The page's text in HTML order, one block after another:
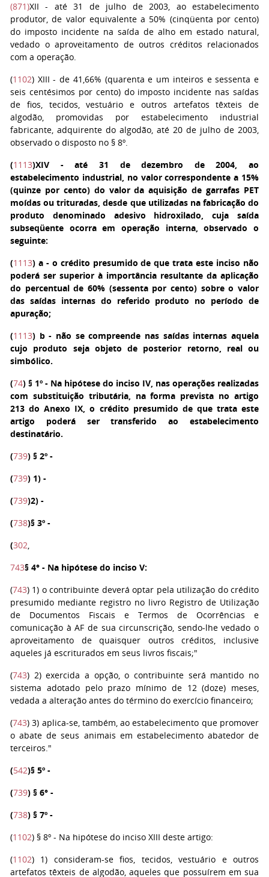
(871)XII - até 31 de julho de 2003, ao estabelecimento
produtor, de valor equivalente a 50% (cinqüenta por cento)
do imposto incidente na saída de alho em estado natural,
vedado o aproveitamento de outros créditos relacionados
com a operação.
(1102) XIII - de 41,66% (quarenta e um inteiros e sessenta e
seis centésimos por cento) do imposto incidente nas saídas
de fios, tecidos, vestuário e outros artefatos têxteis de
algodão, promovidas por estabelecimento industrial
fabricante, adquirente do algodão, até 20 de julho de 2003,
observado o disposto no § 8º.
(1113)XIV - até 31 de dezembro de 2004, ao
estabelecimento industrial, no valor correspondente a 15%
(quinze por cento) do valor da aquisição de garrafas PET
moídas ou trituradas, desde que utilizadas na fabricação do
produto denominado adesivo hidroxilado, cuja saída
subseqüente ocorra em operação interna, observado o
seguinte:
(1113) a- o crédito presumido de que trata este inciso não
poderá ser superior à importância resultante da aplicação
do percentual de 60% (sessenta por cento) sobre o valor
das saídas internas do referido produto no período de
apuração;
(1113) b- não se compreende nas saídas internas aquela
cujo produto seja objeto de posterior retorno, real ou
simbólico.
(74) § 1º - Na hipótese do inciso IV, nas operações realizadas
com substituição tributária, na forma prevista no artigo
213 do Anexo IX, o crédito presumido de que trata este
artigo poderá ser transferido ao estabelecimento
destinatário.
(739) § 2º -
(739) 1) -
(739)2) -
(738)§ 3º -
(302,
743§ 4° - Na hipótese do inciso V:
(743) 1) o contribuinte deverá optar pela utilização do crédito
presumido mediante registro no livro Registro de Utilização
de Documentos Fiscais e Termos de Ocorrências e
comunicação à AF de sua circunscrição, sendo-lhe vedado o
aproveitamento de quaisquer outros créditos, inclusive
aqueles já escriturados em seus livros fiscais;"
(743) 2)exercida a opção, o contribuinte será mantido no
sistema adotado pelo prazo mínimo de 12 (doze) meses,
vedada a alteração antes do término do exercício financeiro;
(743)3) aplica-se, também, ao estabelecimento que promover
o abate de seus animais em estabelecimento abatedor de
terceiros."
(542)§ 5º -
(739) § 6° -
(738) § 7º -
(1102) § 8º - Na hipótese do inciso XIII deste artigo:
(1102) 1) consideram-se fios, tecidos, vestuário e outros
artefatos têxteis de algodão, aqueles que possuírem em sua